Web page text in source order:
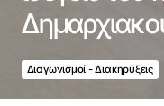
Διαγωνισμοί - Διακηρύξεις